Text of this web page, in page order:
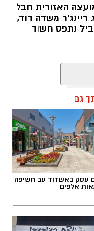
שישה קנסות בגין
ללא אישור.
האזורית חבל
ריינג'ר משדה דוד,
נתפס חשוד
בוצעו במהלך
גם
עסק באשדוד עם חשיפה
אלפים